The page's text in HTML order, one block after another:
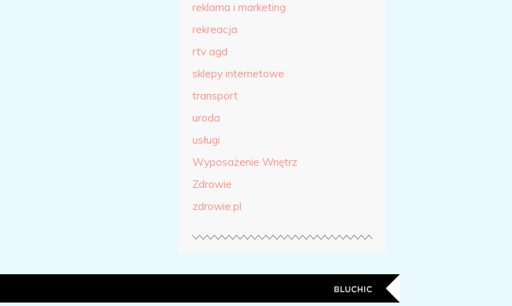
reklama i marketing
rekreacja
rtv agd
sklepy internetowe
transport
uroda
usługi
Wyposażenie Wnętrz
Zdrowie
zdrowie.pl